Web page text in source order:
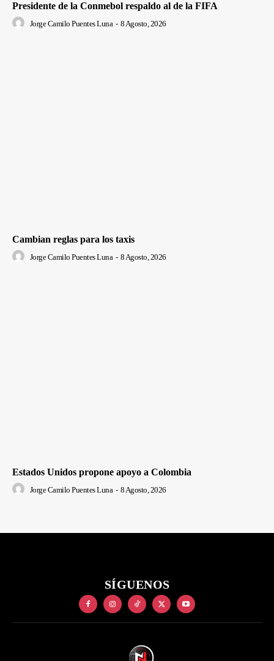
Presidente de la Conmebol respaldo al de la FIFA
Jorge Camilo Puentes Luna - 8 Agosto, 2026
Cambian reglas para los taxis
Jorge Camilo Puentes Luna - 8 Agosto, 2026
Estados Unidos propone apoyo a Colombia
Jorge Camilo Puentes Luna - 8 Agosto, 2026
SÍGUENOS